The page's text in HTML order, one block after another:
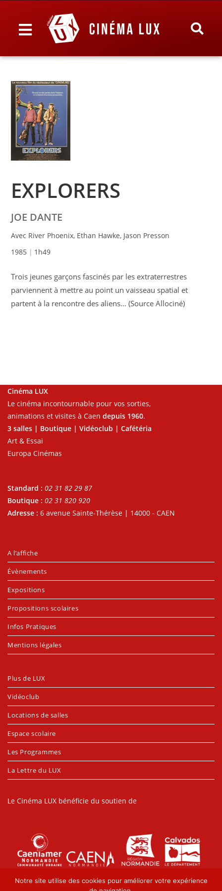
EXPLORERS
JOE DANTE
Avec River Phoenix, Ethan Hawke, Jason Presson
1985
1h49
Trois jeunes garçons fascinés par les extraterrestres
parviennent à mettre au point un vaisseau spatial et
partent à la rencontre des aliens… (Source Allociné)
Cinéma LUX
Le cinéma incontournable pour vos sorties,
animations et visites à Caen depuis 1960.
3 salles | Boutique | Vidéoclub | Cafétéria
Art & Essai
Europa Cinémas
Standard : 02 31 82 29 87
Boutique : 02 31 820 920
Adresse : 6 avenue Sainte-Thérèse | 14000 - CAEN
A l’affiche
Évènements
Expositions
Propositions scolaires
Infos Pratiques
Mentions légales
Plus de LUX
Vidéoclub
Locations de salles
Espace scolaire
Les Programmes
La Lettre du LUX
Le Cinéma LUX bénéficie du soutien de
Notre site utilise des cookies pour améliorer votre expérience